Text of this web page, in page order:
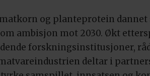
og planteprotein
ambisjon mot 2030. Økt
forskningsinstitusjoner,
deltar i